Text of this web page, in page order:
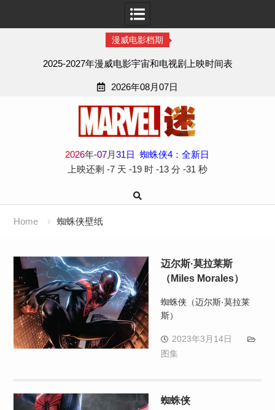
漫威电影档期
2025-2027年漫威电影宇宙和电视剧上映时间表
2026年08月07日
2026年-07月31日
蜘蛛侠4：全新日
上映还剩 -7 天 -19 时 -13 分 -31 秒
Home 蜘蛛侠壁纸
迈尔斯·莫拉莱斯
（Miles Morales）
蜘蛛侠（迈尔斯·莫拉莱
斯）
2023年3月14日
图集
蜘蛛侠